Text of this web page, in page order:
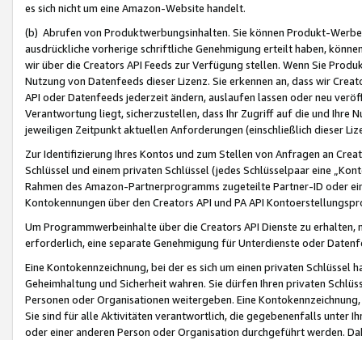
es sich nicht um eine Amazon-Website handelt.
(b) Abrufen von Produktwerbungsinhalten. Sie können Produkt-
ausdrückliche vorherige schriftliche Genehmigung erteilt haben,
wir über die Creators API Feeds zur Verfügung stellen. Wenn Sie
Nutzung von Datenfeeds dieser Lizenz. Sie erkennen an, dass wir
API oder Datenfeeds jederzeit ändern, auslaufen lassen oder neu
Verantwortung liegt, sicherzustellen, dass Ihr Zugriff auf die und Ihre
jeweiligen Zeitpunkt aktuellen Anforderungen (einschließlich dieser
Zur Identifizierung Ihres Kontos und zum Stellen von Anfragen an
Schlüssel und einem privaten Schlüssel (jedes Schlüsselpaar eine
Rahmen des Amazon-Partnerprogramms zugeteilte Partner-ID oder
Kontokennungen über den Creators API und PA API
Um Programmwerbeinhalte über die Creators API Dienste zu
erforderlich, eine separate Genehmigung für Unterdienste oder
Eine Kontokennzeichnung, bei der es sich um einen privaten
Geheimhaltung und Sicherheit wahren. Sie dürfen Ihren privaten
Personen oder Organisationen weitergeben. Eine
Sie sind für alle Aktivitäten verantwortlich, die gegebenenfalls unter
oder einer anderen Person oder Organisation durchgeführt werden.